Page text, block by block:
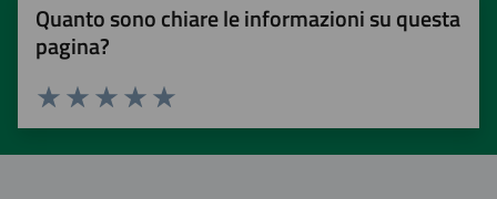
Quanto sono chiare le informazioni su questa
pagina?
Valuta 5 stelle su 5
Valuta 4 stelle su 5
Valuta 3 stelle su 5
Valuta 2 stelle su 5
Valuta 1 stelle su 5